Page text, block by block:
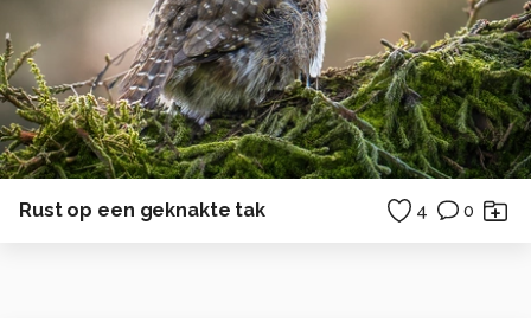
Rust op een geknakte tak 4 0